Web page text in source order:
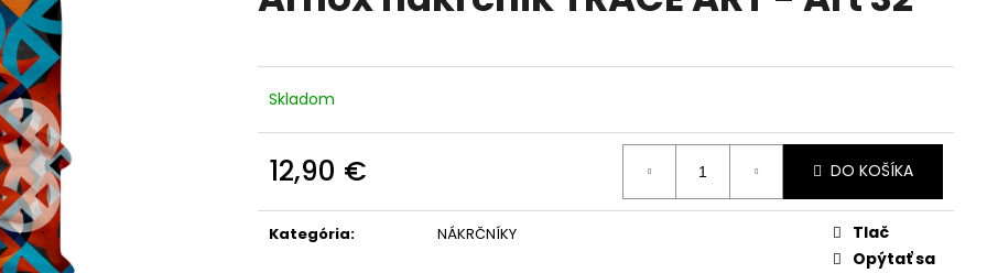
5
hviezdičiek.
Skladom
12,90 €
cena:
DO KOŠÍKA
Kategória: NÁKRČNÍKY
Tlač
Opýtať sa